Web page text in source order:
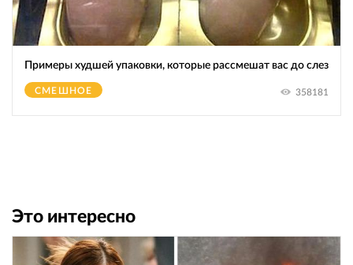
Примеры худшей упаковки, которые рассмешат вас до слез
СМЕШНОЕ 358181
Это интересно